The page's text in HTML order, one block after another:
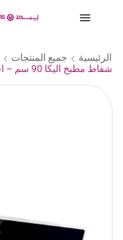
الرئيسية جميع المنتجات
شفاط مطبخ اليكا 90 سم – اسود